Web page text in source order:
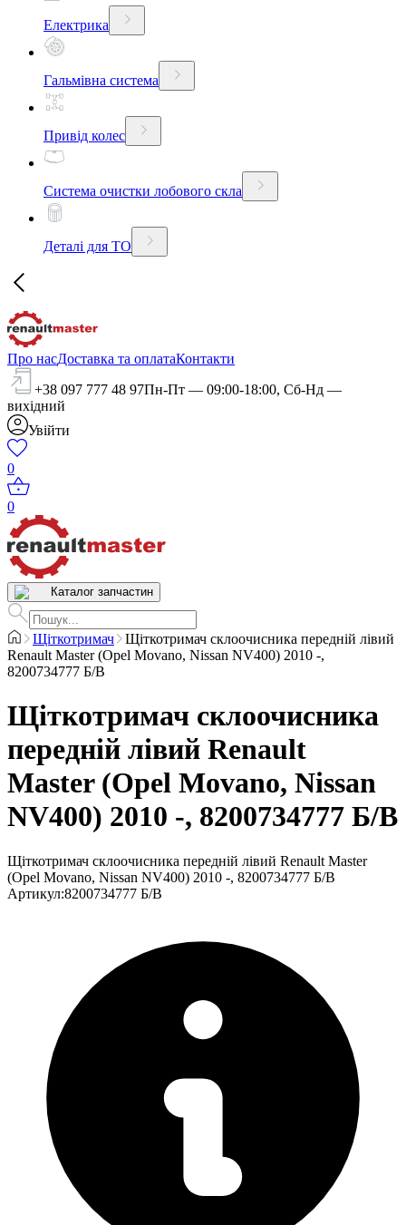
Електрика
Гальмівна система
Привід колес
Система очистки лобового скла
Деталі для ТО
Про насДоставка та оплатаКонтакти
+38 097 777 48 97Пн-Пт — 09:00-18:00, Сб-Нд —
вихідний
Увійти
0
0
Каталог запчастин
Щіткотримач
Щіткотримач склоочисника передній лівий
Renault Master (Opel Movano, Nissan NV400) 2010 -,
8200734777 Б/В
Щіткотримач склоочисника
передній лівий Renault
Master (Opel Movano, Nissan
NV400) 2010 -, 8200734777 Б/В
Щіткотримач склоочисника передній лівий Renault Master
(Opel Movano, Nissan NV400) 2010 -, 8200734777 Б/В
Артикул:8200734777 Б/В